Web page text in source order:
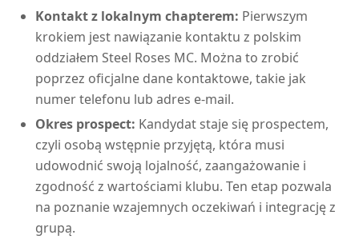
Kontakt z lokalnym chapterem: Pierwszym
krokiem jest nawiązanie kontaktu z polskim
oddziałem Steel Roses MC. Można to zrobić
poprzez oficjalne dane kontaktowe, takie jak
numer telefonu lub adres e-mail.
Okres prospect: Kandydat staje się prospectem,
czyli osobą wstępnie przyjętą, która musi
udowodnić swoją lojalność, zaangażowanie i
zgodność z wartościami klubu. Ten etap pozwala
na poznanie wzajemnych oczekiwań i integrację z
grupą.